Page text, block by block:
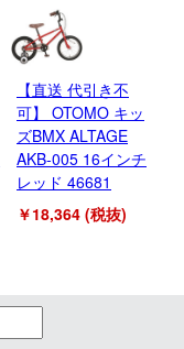
【直送 代引き不
可】 OTOMO キッ
ズBMX ALTAGE
AKB-005 16インチ
レッド 46681
￥18,364 (税抜)